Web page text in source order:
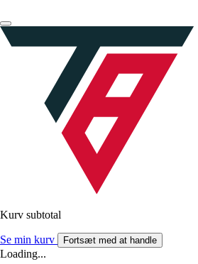
Kurv subtotal
Se min kurv Fortsæt med at handle
Loading...